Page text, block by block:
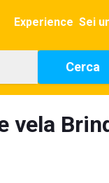
Experience Sei
Cerca
vela